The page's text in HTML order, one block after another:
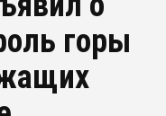
горы